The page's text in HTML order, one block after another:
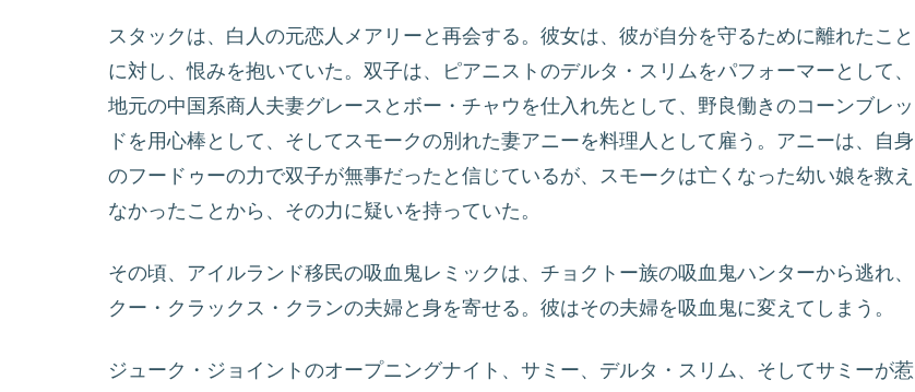
スタックは、白人の元恋人メアリーと再会する。彼女は、彼が自分を守るために離れたこと
に対し、恨みを抱いていた。双子は、ピアニストのデルタ・スリムをパフォーマーとして、
地元の中国系商人夫妻グレースとボー・チャウを仕入れ先として、野良働きのコーンブレッ
ドを用心棒として、そしてスモークの別れた妻アニーを料理人として雇う。アニーは、自身
のフードゥーの力で双子が無事だったと信じているが、スモークは亡くなった幼い娘を救え
なかったことから、その力に疑いを持っていた。
その頃、アイルランド移民の吸血鬼レミックは、チョクトー族の吸血鬼ハンターから逃れ、
クー・クラックス・クランの夫婦と身を寄せる。彼はその夫婦を吸血鬼に変えてしまう。
ジューク・ジョイントのオープニングナイト、サミー、デルタ・スリム、そしてサミーが惹